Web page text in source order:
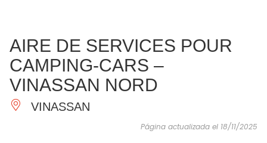
IMPRESCINDIBLES
HACER
INSPIRACIONES
AIRE DE SERVICES POUR
CAMPING-CARS –
VINASSAN NORD
VINASSAN
Página actualizada el 18/11/2025